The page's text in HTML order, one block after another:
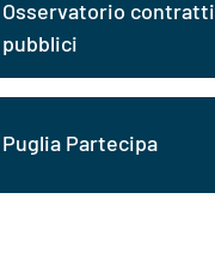
Osservatorio contratti
pubblici
Puglia Partecipa